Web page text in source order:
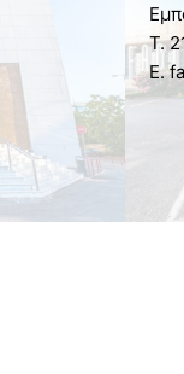
Τ.
E.